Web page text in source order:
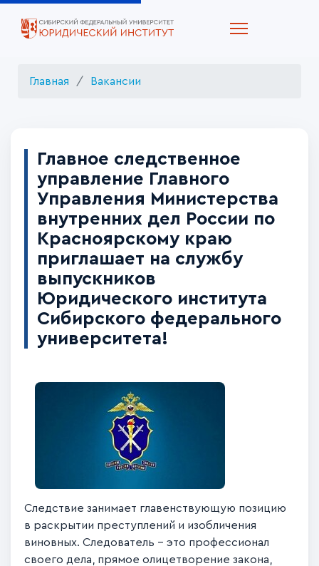
Главная Вакансии
Главное следственное
управление Главного
Управления Министерства
внутренних дел России по
Красноярскому краю
приглашает на службу
выпускников
Юридического института
Сибирского федерального
университета!
Следствие занимает главенствующую позицию
в раскрытии преступлений и изобличения
виновных. Следователь – это профессионал
своего дела, прямое олицетворение закона,